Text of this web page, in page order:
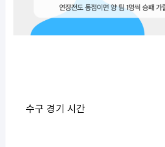
수구 경기 시간